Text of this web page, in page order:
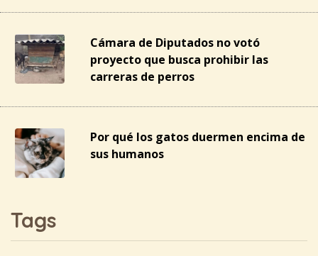
Cámara de Diputados no votó
proyecto que busca prohibir las
carreras de perros
Por qué los gatos duermen encima de
sus humanos
Tags